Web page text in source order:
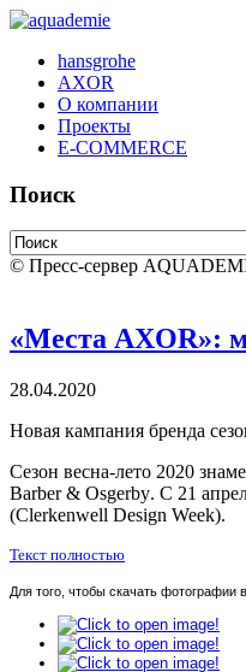
hansgrohe
AXOR
О компании
Проекты
E-COMMERCE
Поиск
© Пресс-сервер
«Места AXOR»:
28.04.2020
Новая кампания бренда
Сезон весна-лето 2020
Barber& Osgerby. С 21
(Clerkenwell Design Week).
Текст полностью
Для того, чтобы скачать фотографии